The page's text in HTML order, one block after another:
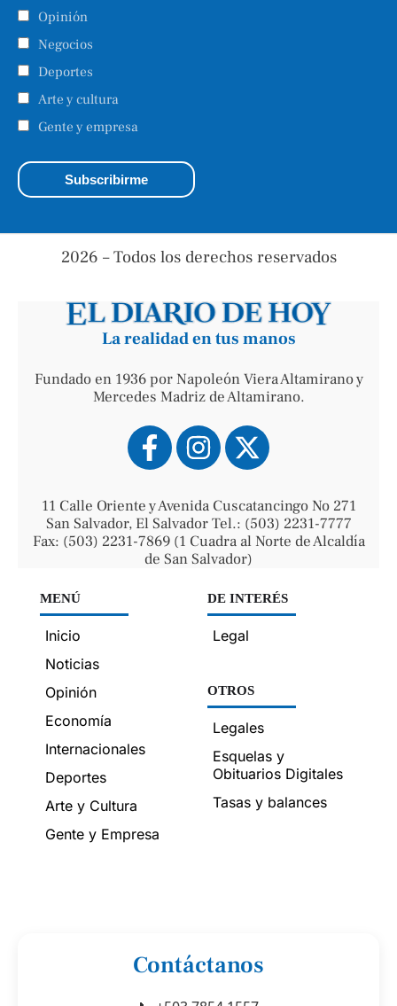
Opinión
Negocios
Deportes
Arte y cultura
Gente y empresa
2026 – Todos los derechos reservados
La realidad en tus manos
Fundado en 1936 por Napoleón Viera Altamirano y
Mercedes Madriz de Altamirano.
11 Calle Oriente y Avenida Cuscatancingo No 271
San Salvador, El Salvador Tel.: (503) 2231-7777
Fax: (503) 2231-7869 (1 Cuadra al Norte de Alcaldía
de San Salvador)
MENÚ
Inicio
Noticias
Opinión
Economía
Internacionales
Deportes
Arte y Cultura
Gente y Empresa
DE INTERÉS
Legal
OTROS
Legales
Esquelas y
Obituarios Digitales
Tasas y balances
Contáctanos